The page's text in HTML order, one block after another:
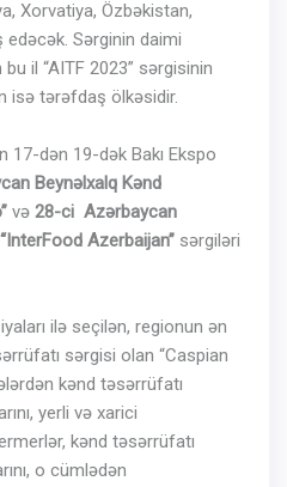
Xorvatiya, Özbəkistan,
edəcək. Sərginin daimi
il “AITF 2023” sərgisinin
isə tərəfdaş ölkəsidir.
17-dən 19-dək Bakı Ekspo
Beynəlxalq Kənd
və 28-ci Azərbaycan
“InterFood Azerbaijan” sərgiləri
ilə seçilən, regionun ən
sərgisi olan “Caspian
kənd təsərrüfatı
yerli və xarici
kənd təsərrüfatı
o cümlədən